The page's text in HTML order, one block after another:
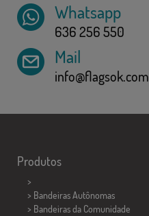
Whatsapp
636 256 550
Mail
info@flagsok.com
Produtos
>
> Bandeiras Autônomas
> Bandeiras da Comunidade